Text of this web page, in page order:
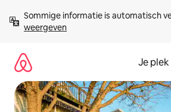
direct
naar
Sommige informatie is automatisch
weergeven
Je